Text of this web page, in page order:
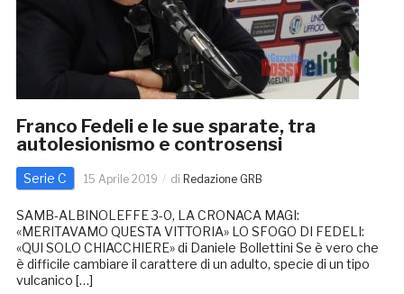
Franco Fedeli e le sue sparate, tra
autolesionismo e controsensi
Serie C 15 Aprile 2019 di Redazione GRB
SAMB-ALBINOLEFFE 3-0, LA CRONACA MAGI:
«MERITAVAMO QUESTA VITTORIA» LO SFOGO DI FEDELI:
«QUI SOLO CHIACCHIERE» di Daniele Bollettini Se è vero che
è difficile cambiare il carattere di un adulto, specie di un tipo
vulcanico […]